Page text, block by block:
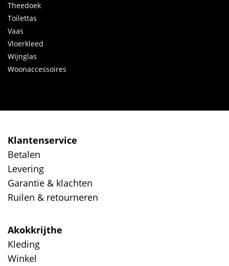
Theedoek
Toilettas
Vaas
Vloerkleed
Wijnglas
Woonaccessoires
Klantenservice
Betalen
Levering
Garantie & klachten
Ruilen & retourneren
Akokkrijthe
Kleding
Winkel